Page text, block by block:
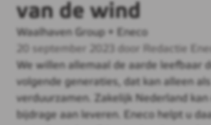
van de wind
Waalhaven Group + Eneco
20 september 2023 door Redactie
We willen allemaal de aarde leefbaar
volgende generaties, dat kan alleen
verduurzamen. Zakelijk Nederland kan
bijdrage aan leveren. Eneco helpt u